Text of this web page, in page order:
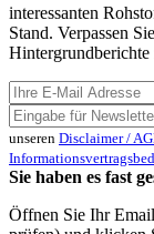
interessanten
Stand. Verpassen
Hintergrundberichte
unseren Disclaimer /
Sie haben es fast
Öffnen Sie Ihr